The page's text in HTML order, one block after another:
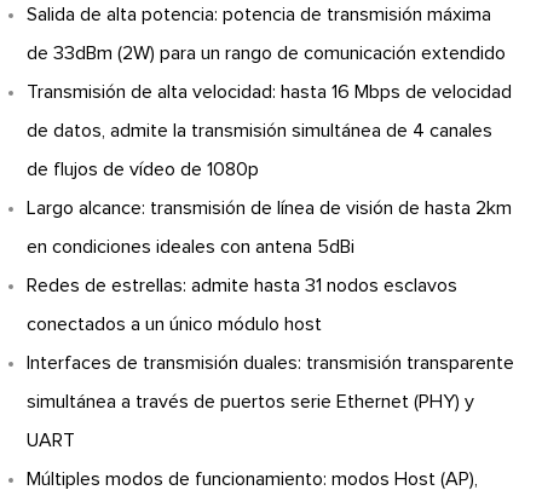
Salida de alta potencia: potencia de transmisión máxima
de 33dBm (2W) para un rango de comunicación extendido
Transmisión de alta velocidad: hasta 16 Mbps de velocidad
de datos, admite la transmisión simultánea de 4 canales
de flujos de vídeo de 1080p
Largo alcance: transmisión de línea de visión de hasta 2km
en condiciones ideales con antena 5dBi
Redes de estrellas: admite hasta 31 nodos esclavos
conectados a un único módulo host
Interfaces de transmisión duales: transmisión transparente
simultánea a través de puertos serie Ethernet (PHY) y
UART
Múltiples modos de funcionamiento: modos Host (AP),